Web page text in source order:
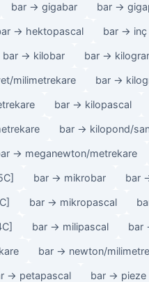
bar → gigabar bar →
→ hektopascal bar → inç
bar → kilobar bar →
milimetrekare bar →
bar → kilopascal
bar → kilopond/
→ meganewton/metrekare
bar → mikrobar bar
bar → mikropascal
bar → milipascal bar
bar → newton/
→ petapascal bar → pieze